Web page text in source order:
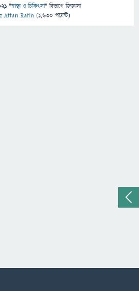
"স্বাস্থ্য ও চিকিৎসা" বিভাগে জিজ্ঞাসা
Affan Rafin (1,630 পয়েন্ট)